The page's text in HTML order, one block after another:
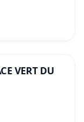
VERT DU